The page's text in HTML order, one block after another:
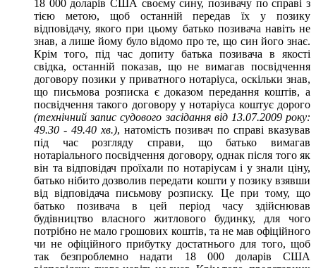
18 000 доларів США своєму сину, позивачу по справі з
тією метою, щоб останній передав їх у позику
відповідачу, якого при цьому батько позивача навіть не
знав, а лише йому було відомо про те, що син його знає.
Крім того, під час допиту батька позивача в якості
свідка, останній показав, що не вимагав посвідчення
договору позики у приватного нотаріуса, оскільки знав,
що письмова розписка є доказом передання коштів, а
посвідчення такого договору у нотаріуса коштує дорого
(технічний запис судового засідання від 13.07.2009 року:
49.30 - 49.40 хв.), натомість позивач по справі вказував
під час розгляду справи, що батько вимагав
нотаріального посвідчення договору, однак після того як
він та відповідач проїхали по нотаріусам і у знали ціну,
батько нібито дозволив передати кошти у позику взявши
від відповідача письмову розписку. Це при тому, що
батько позивача в цей період часу здійснював
будівництво власного житлового будинку, для чого
потрібно не мало грошових коштів, та не мав офіційного
чи не офіційного прибутку достатнього для того, щоб
так безпроблемно надати 18 000 доларів США